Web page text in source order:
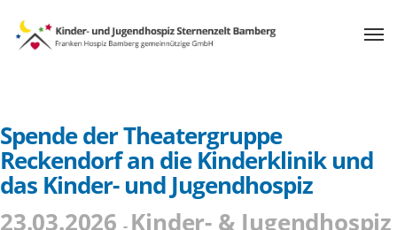
Spende der Theatergruppe
Reckendorf an die Kinderklinik und
das Kinder- und Jugendhospiz
23.03.2026 - Kinder- & Jugendhospiz